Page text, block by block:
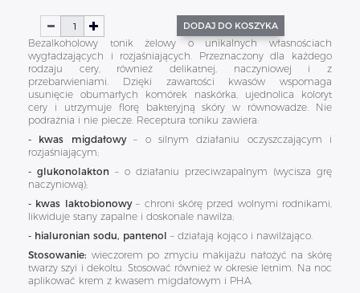
DODAJ DO KOSZYKA
Bezalkoholowy tonik żelowy o unikalnych własnościach
wygładzających i rozjaśniających. Przeznaczony dla każdego
rodzaju cery, również delikatnej, naczyniowej i z
przebarwieniami. Dzięki zawartości kwasów wspomaga
usunięcie obumarłych komórek naskórka, ujednolica koloryt
cery i utrzymuje florę bakteryjną skóry w równowadze. Nie
podrażnia i nie piecze. Receptura toniku zawiera:
- kwas migdałowy– o silnym działaniu oczyszczającym i
rozjaśniającym;
- glukonolakton – o działaniu przeciwzapalnym (wycisza grę
naczyniową);
- kwas laktobionowy– chroni skórę przed wolnymi rodnikami,
likwiduje stany zapalne i doskonale nawilża;
- hialuronian sodu, pantenol – działają kojąco i nawilżająco.
Stosowanie: wieczorem po zmyciu makijażu nałożyć na skórę
twarzy szyi i dekoltu. Stosować również w okresie letnim. Na noc
aplikować krem z kwasem migdałowym i PHA.